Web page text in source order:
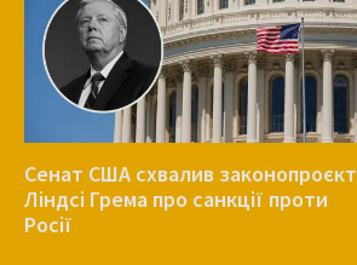
Сенат США схвалив законопроєкт
Ліндсі Грема про санкції проти
Росії